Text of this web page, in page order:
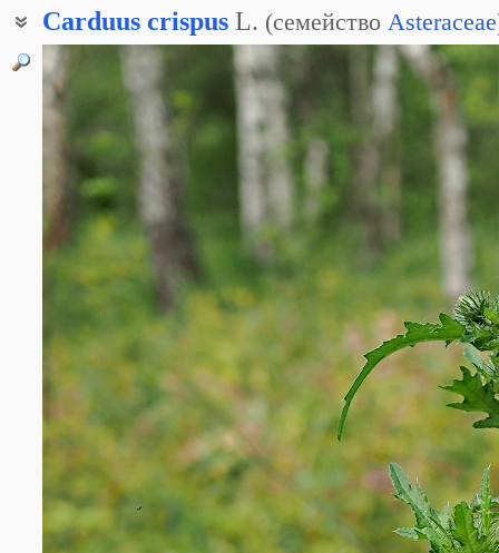
Carduus crispus L. (семейство Asteraceae